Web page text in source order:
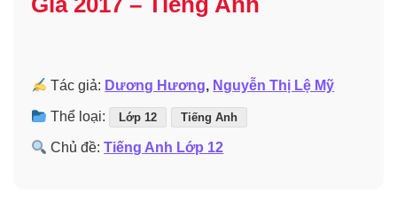
Tác giả: Dương Hương, Nguyễn Thị Lệ Mỹ
Thể loại: Lớp 12 Tiếng Anh
Chủ đề:Tiếng Anh Lớp 12